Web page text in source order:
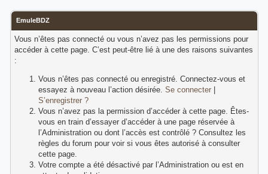
EmuleBDZ
Vous n’êtes pas connecté ou vous n’avez pas les permissions pour
accéder à cette page. C’est peut-être lié à une des raisons suivantes
:
Vous n’êtes pas connecté ou enregistré. Connectez-vous et
essayez à nouveau l’action désirée. Se connecter|
S’enregistrer ?
Vous n’avez pas la permission d’accéder à cette page. Êtes-
vous en train d’essayer d’accéder à une page réservée à
l’Administration ou dont l’accès est contrôlé ? Consultez les
règles du forum pour voir si vous êtes autorisé à consulter
cette page.
Votre compte a été désactivé par l’Administration ou est en